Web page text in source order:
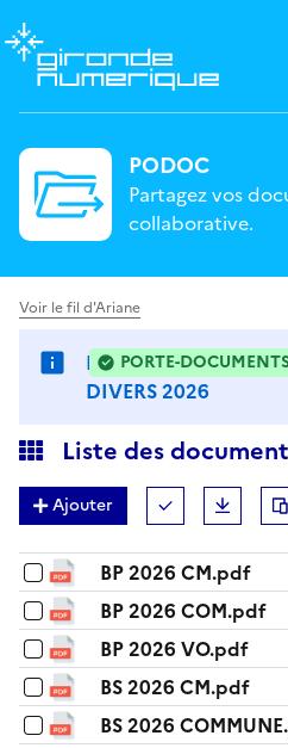
PODOC
Partagez vos
collaborative.
Voir le fil d'Ariane
DOCUMENTS
DIVERS 2026
PORTE-
: LES FICHIERS
Liste des
Ajouter Tout
BP 2026 CM.pdf
BP 2026 COM.pdf
BP 2026 VO.pdf
BS 2026 CM.pdf
BS 2026